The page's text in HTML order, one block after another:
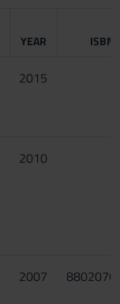
YEAR ISBN
2015
2010
2007